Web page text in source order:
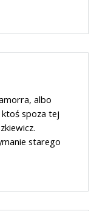
albo
spoza tej
starego